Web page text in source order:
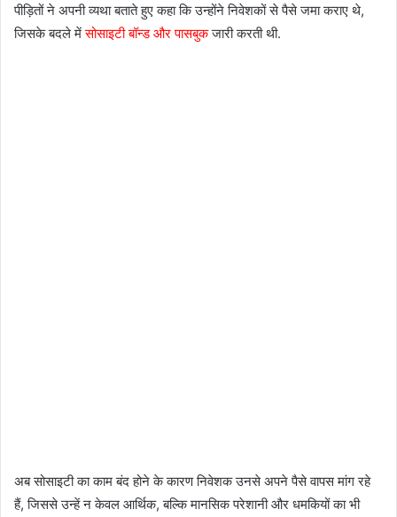
पीड़ितों ने अपनी व्यथा बताते हुए कहा कि उन्होंने निवेशकों से पैसे जमा कराए थे,
जिसके बदले मेंसोसाइटी बॉन्ड और पासबुकजारी करती थी.
अब सोसाइटी का काम बंद होने के कारण निवेशक उनसे अपने पैसे वापस मांग रहे
हैं, जिससे उन्हें न केवल आर्थिक, बल्कि मानसिक परेशानी और धमकियों का भी